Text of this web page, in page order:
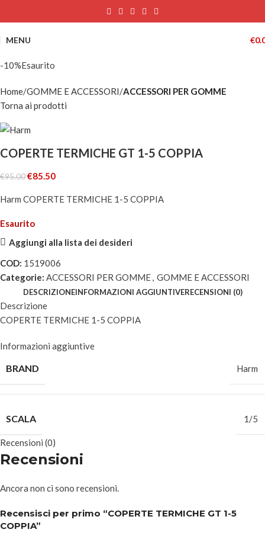
MENU €
-10%Esaurito
Home GOMME E ACCESSORI ACCESSORI PER GOMME
Torna ai prodotti
COPERTE TERMICHE GT 1-5 COPPIA
€95.00€85.50
Harm COPERTE TERMICHE 1-5 COPPIA
Esaurito
Aggiungi alla lista dei desideri
COD: 1519006
Categorie: ACCESSORI PER GOMME, GOMME E ACCESSORI
DESCRIZIONEINFORMAZIONI AGGIUNTIVERECENSIONI (0)
Descrizione
COPERTE TERMICHE 1-5 COPPIA
Informazioni aggiuntive
BRAND Harm
SCALA 1/5
Recensioni (0)
Recensioni
Ancora non ci sono recensioni.
Recensisci per primo “COPERTE TERMICHE GT 1-5
COPPIA”